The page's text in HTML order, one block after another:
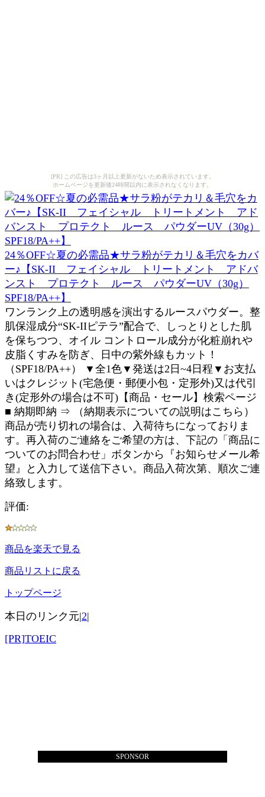
[PR] この広告は3ヶ月以上更新がないため表示されています。
ホームページを更新後24時間以内に表示されなくなります。
24％OFF☆夏の必需品★サラ粉がテカリ＆毛穴をカバ
ー♪【SK-II フェイシャル トリートメント アドバ
ンスト プロテクト ルース パウダーUV（30g）
SPF18/PA++】
ワンランク上の透明感を演出するルースパウダー。整
肌保湿成分“SK-IIピテラ”配合で、しっとりとした肌
を保ちつつ、オイル コントロール成分が化粧崩れや
皮脂くすみを防ぎ、日中の紫外線もカット！
（SPF18/PA++） ▼全1色▼発送は2日~4日程▼お支払
いはクレジット(宅急便・郵便小包・定形外)又は代引
き(定形外の場合は不可)【商品・セール】検索ページ
■ 納期即納 ⇒ （納期表示についての説明はこちら）
商品が売り切れの場合は、入荷待ちになっておりま
す。再入荷のご連絡をご希望の方は、下記の「商品に
ついてのお問合わせ」ボタンから『お知らせメール希
望』と入力して送信下さい。商品入荷次第、順次ご連
絡致します。
評価:
商品を楽天で見る
商品リストに戻る
トップページ
本日のリンク元|2|
[PR]TOEIC
SPONSOR